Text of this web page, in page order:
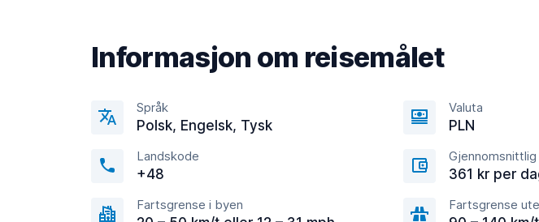
Informasjon om reisemålet
Språk
Polsk, Engelsk, Tysk
Valuta
PLN
Landskode
+48 361 kr per
Fartsgrense i byen Fartsgrense